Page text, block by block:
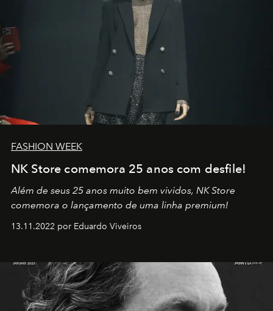
FASHION WEEK
NK Store comemora 25 anos com desfile!
Além de seus 25 anos muito bem vividos, NK Store
comemora o lançamento de uma linha premium!
13.11.2022 por Eduardo Viveiros